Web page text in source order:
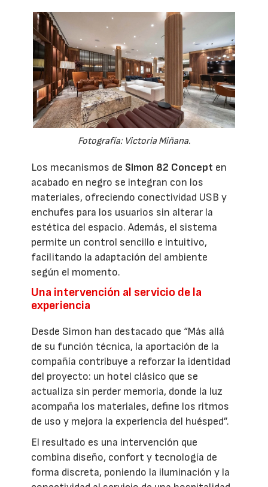
Fotografía: Victoria Miñana.
Los mecanismos de Simon 82 Concept en
acabado en negro se integran con los
materiales, ofreciendo conectividad USB y
enchufes para los usuarios sin alterar la
estética del espacio. Además, el sistema
permite un control sencillo e intuitivo,
facilitando la adaptación del ambiente
según el momento.
Una intervención al servicio de la
experiencia
Desde Simon han destacado que “Más allá
de su función técnica, la aportación de la
compañía contribuye a reforzar la identidad
del proyecto: un hotel clásico que se
actualiza sin perder memoria, donde la luz
acompaña los materiales, define los ritmos
de uso y mejora la experiencia del huésped”.
El resultado es una intervención que
combina diseño, confort y tecnología de
forma discreta, poniendo la iluminación y la